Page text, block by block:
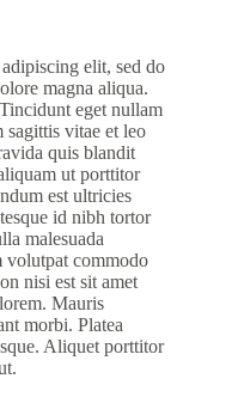
elit, sed do
magna aliqua.
eget nullam
sagittis vitae et leo
quis blandit
ut porttitor
est ultricies
id nibh tortor
malesuada
volutpat commodo
nisi est sit amet
Mauris
morbi. Platea
Aliquet porttitor